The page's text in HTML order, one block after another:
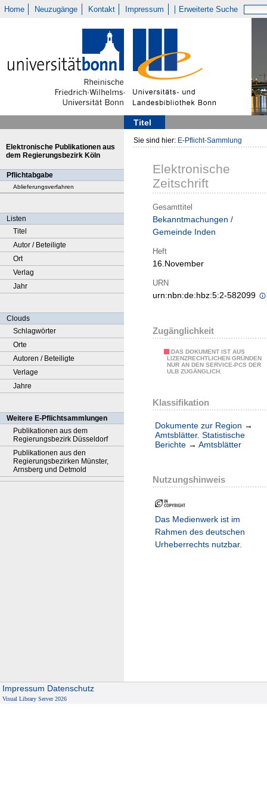
Home Neuzugänge Kontakt Impressum Erweiterte Suche
Titel
Elektronische Publikationen aus
dem Regierungsbezirk Köln
Pflichtabgabe
Ablieferungsverfahren
Listen
Titel
Autor / Beteiligte
Ort
Verlag
Jahr
Clouds
Schlagwörter
Orte
Autoren / Beteiligte
Verlage
Jahre
Weitere E-Pflichtsammlungen
Publikationen aus dem
Regierungsbezirk Düsseldorf
Publikationen aus den
Regierungsbezirken Münster,
Arnsberg und Detmold
Sie sind hier: E-Pflicht-Sammlung
Elektronische
Zeitschrift
Gesamttitel
Bekanntmachungen /
Gemeinde Inden
Heft
16.November
URN
urn:nbn:de:hbz:5:2-582099
Zugänglichkeit
DAS DOKUMENT IST AUS
LIZENZRECHTLICHEN GRÜNDEN
NUR AN DEN SERVICE-PCS DER
ULB ZUGÄNGLICH.
Klassifikation
Dokumente zur Region →
Amtsblätter. Statistische
Berichte → Amtsblätter
Nutzungshinweis
Das Medienwerk ist im
Rahmen des deutschen
Urheberrechts nutzbar.
Impressum Datenschutz
Visual Library Server 2026